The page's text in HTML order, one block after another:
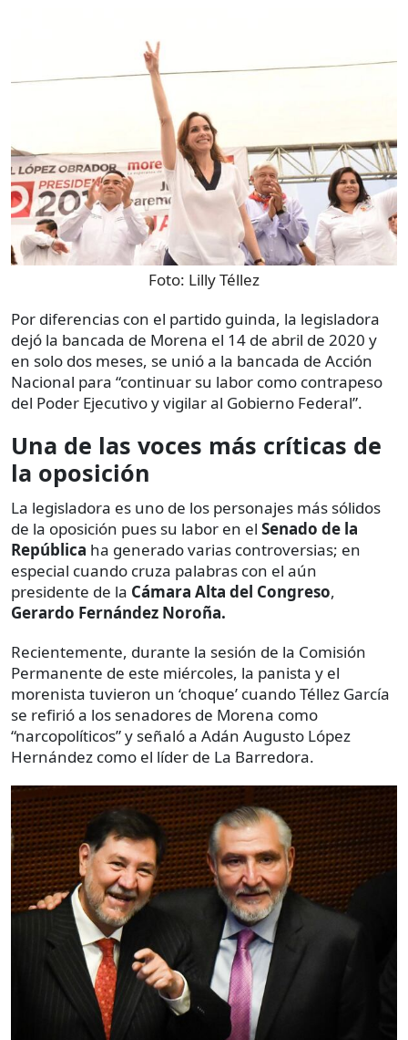
Foto: Lilly Téllez
Por diferencias con el partido guinda, la legisladora
dejó la bancada de Morena el 14 de abril de 2020 y
en solo dos meses, se unió a la bancada de Acción
Nacional para “continuar su labor como contrapeso
del Poder Ejecutivo y vigilar al Gobierno Federal”.
Una de las voces más críticas de
la oposición
La legisladora es uno de los personajes más sólidos
de la oposición pues su labor en el Senado de la
República ha generado varias controversias; en
especial cuando cruza palabras con el aún
presidente de la Cámara Alta del Congreso,
Gerardo Fernández Noroña.
Recientemente, durante la sesión de la Comisión
Permanente de este miércoles, la panista y el
morenista tuvieron un ‘choque’ cuando Téllez García
se refirió a los senadores de Morena como
“narcopolíticos” y señaló a Adán Augusto López
Hernández como el líder de La Barredora.